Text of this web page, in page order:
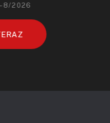
2026